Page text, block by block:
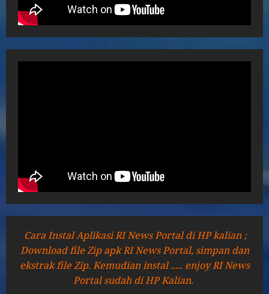
Cara Instal Aplikasi RI News Portal di HP kalian ;
Download file Zip apk RI News Portal, simpan dan
ekstrak file Zip. Kemudian instal ..... enjoy RI News
Portal sudah di HP Kalian.